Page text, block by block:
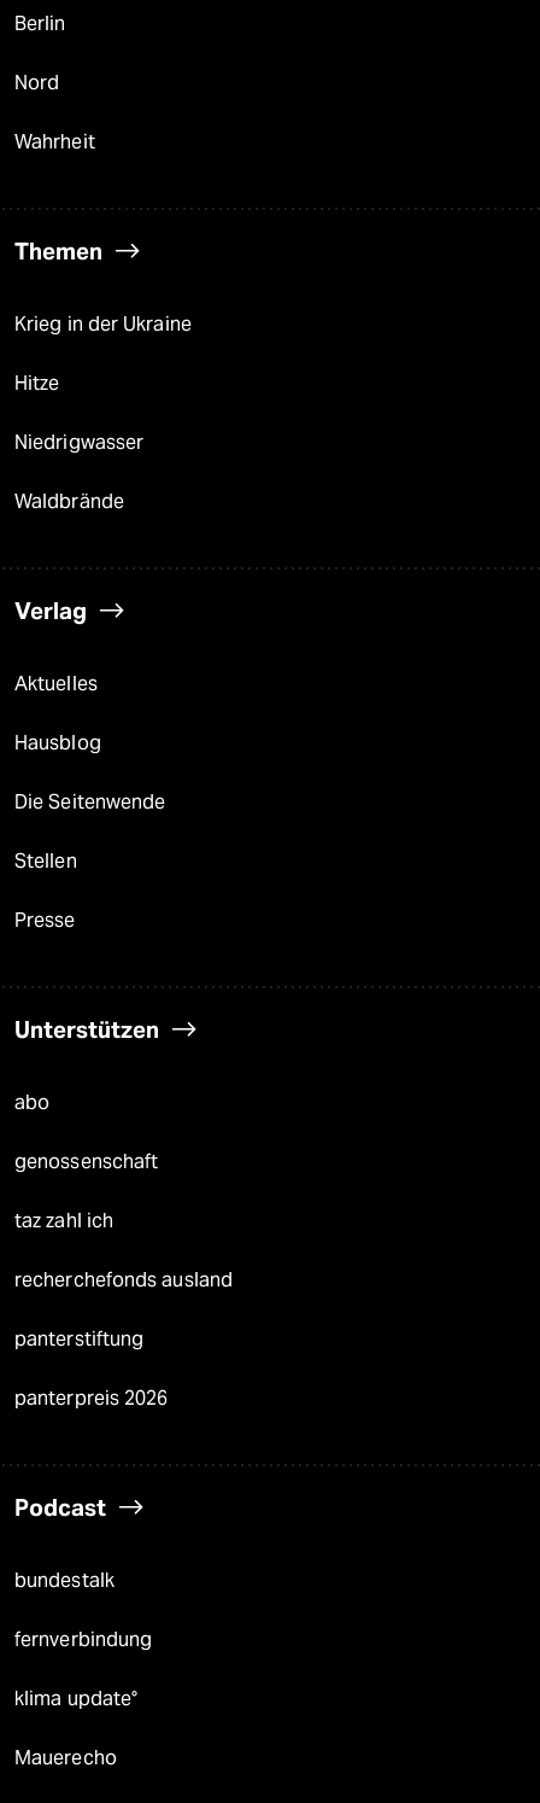
Berlin
Nord
Wahrheit
Themen
Krieg in der Ukraine
Hitze
Niedrigwasser
Waldbrände
Verlag
Aktuelles
Hausblog
Die Seitenwende
Stellen
Presse
Unterstützen
abo
genossenschaft
taz zahl ich
recherchefonds ausland
panterstiftung
panterpreis 2026
Podcast
bundestalk
fernverbindung
klima update°
Mauerecho